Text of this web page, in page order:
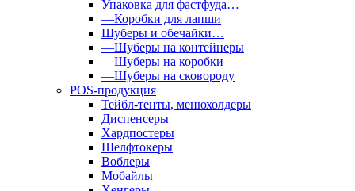
Упаковка для фастфуда…
—Коробки для лапши
Шуберы и обечайки…
—Шуберы на контейнеры
—Шуберы на коробки
—Шуберы на сковороду
POS-продукция
Тейбл-тенты, менюхолдеры
Диспенсеры
Хардпостеры
Шелфтокеры
Воблеры
Мобайлы